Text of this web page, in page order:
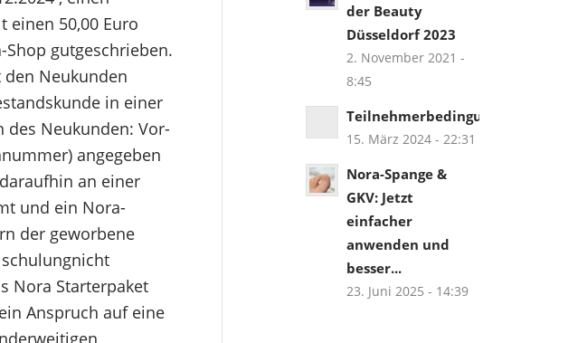
einen 50,00 Euro
gutgeschrieben.
Neukunden
in einer
des Neukunden: Vor-
angegeben
an einer
und ein Nora-
der geworbene
Nora Starterpaket
Anspruch auf eine
der Beauty
Düsseldorf 2023
2. November 2021 -
8:45
Teilnehmerbedingungen
15. März 2024 - 22:31
Nora-Spange &
GKV: Jetzt
einfacher
anwenden und
besser...
23. Juni 2025 - 14:39